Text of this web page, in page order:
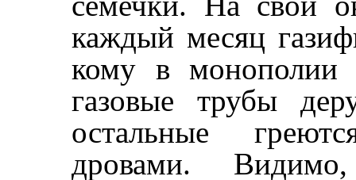
каждый месяц
кому в монополии
газовые трубы
остальные
дровами.